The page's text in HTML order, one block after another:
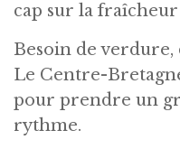
cap sur la fraîcheur
Besoin de verdure,
Le Centre-
pour prendre un
rythme.